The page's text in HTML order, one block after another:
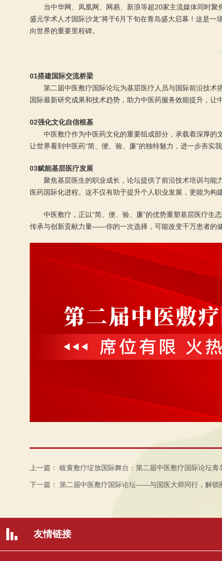
当中华网、凤凰网、网易、新浪等超20家主流媒体同时
盛元学术人才国际沙龙”将于6月下旬在青岛盛大启幕！这是
向世界的重要里程碑。
01搭建国际交流桥梁
第二届中医敷疗国际论坛为基层医疗人员与国际前沿技
国际最新研究成果和技术趋势，助力中医药服务效能提升，让
02强化文化自信根基
中医敷疗作为中医药文化的重要组成部分，承载着深厚
让世界看到中医药“简、便、验、廉”的独特魅力，进一步夯实
03赋能基层医疗发展
聚焦基层医生的职业成长，论坛提供了前沿技术培训与
医药国际化进程。这不仅有助于提升个人职业发展，更能为构
中医敷疗，正以“简、便、验、廉”的优势重塑基层医疗
传承与创新贡献力量——你的一次选择，可能改变千万患者的
上一篇： 岐黄敷疗绽放国际舞台：第二届中医敷疗国际论坛青
下一篇： 第二届中医敷疗国际论坛——与国医大师同行，解锁
友情链接